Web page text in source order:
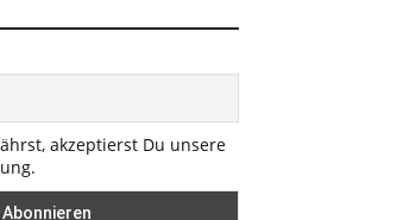
akzeptierst Du unsere